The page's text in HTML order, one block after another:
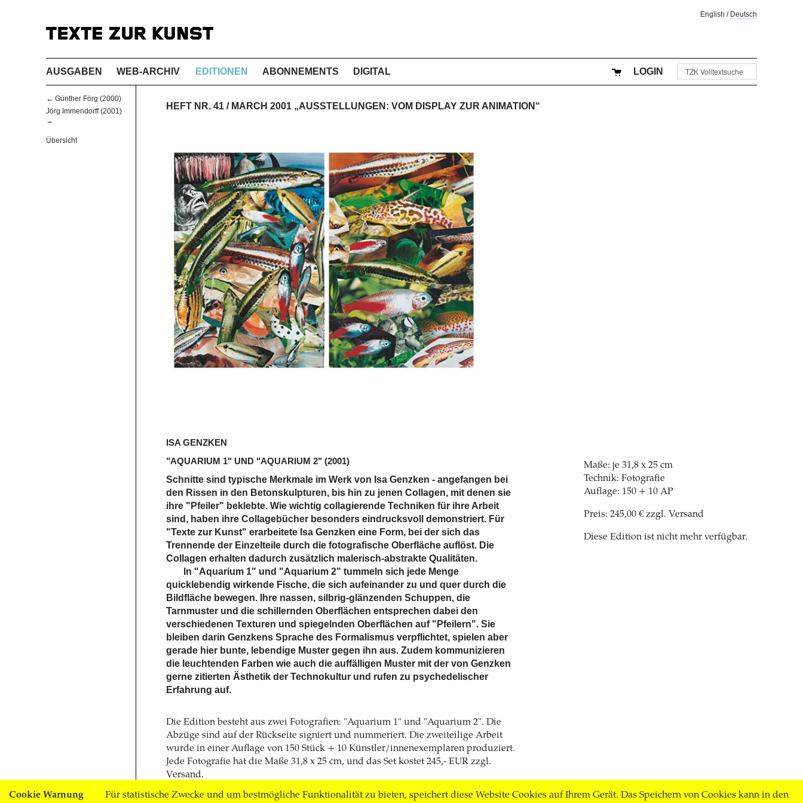
Cookie Warnung Für statistische Zwecke und um bestmögliche Funktionalität zu bieten, speichert diese Website Cookies auf Ihrem Gerät. Das Speichern von Cookies kann in den
English / Deutsch
AUSGABEN WEB-ARCHIV EDITIONEN ABONNEMENTS DIGITAL LOGIN
← Günther Förg (2000)
Jörg Immendorff (2001)
→
Übersicht
HEFT NR. 41 / MARCH 2001 „AUSSTELLUNGEN: VOM DISPLAY ZUR ANIMATION“
ISA GENZKEN
"AQUARIUM 1" UND "AQUARIUM 2" (2001)
Schnitte sind typische Merkmale im Werk von Isa Genzken - angefangen bei
den Rissen in den Betonskulpturen, bis hin zu jenen Collagen, mit denen sie
ihre "Pfeiler" beklebte. Wie wichtig collagierende Techniken für ihre Arbeit
sind, haben ihre Collagebücher besonders eindrucksvoll demonstriert. Für
"Texte zur Kunst" erarbeitete Isa Genzken eine Form, bei der sich das
Trennende der Einzelteile durch die fotografische Oberfläche auflöst. Die
Collagen erhalten dadurch zusätzlich malerisch-abstrakte Qualitäten.
In "Aquarium 1" und "Aquarium 2" tummeln sich jede Menge
quicklebendig wirkende Fische, die sich aufeinander zu und quer durch die
Bildfläche bewegen. Ihre nassen, silbrig-glänzenden Schuppen, die
Tarnmuster und die schillernden Oberflächen entsprechen dabei den
verschiedenen Texturen und spiegelnden Oberflächen auf "Pfeilern". Sie
bleiben darin Genzkens Sprache des Formalismus verpflichtet, spielen aber
gerade hier bunte, lebendige Muster gegen ihn aus. Zudem kommunizieren
die leuchtenden Farben wie auch die auffälligen Muster mit der von Genzken
gerne zitierten Ästhetik der Technokultur und rufen zu psychedelischer
Erfahrung auf.
Die Edition besteht aus zwei Fotografien: "Aquarium 1" und "Aquarium 2". Die
Abzüge sind auf der Rückseite signiert und nummeriert. Die zweiteilige Arbeit
wurde in einer Auflage von 150 Stück + 10 Künstler/innenexemplaren produziert.
Jede Fotografie hat die Maße 31,8 x 25 cm, und das Set kostet 245,- EUR zzgl.
Versand.
Maße: je 31,8 x 25 cm
Technik: Fotografie
Auflage: 150 + 10 AP
Preis: 245,00 € zzgl. Versand
Diese Edition ist nicht mehr verfügbar.